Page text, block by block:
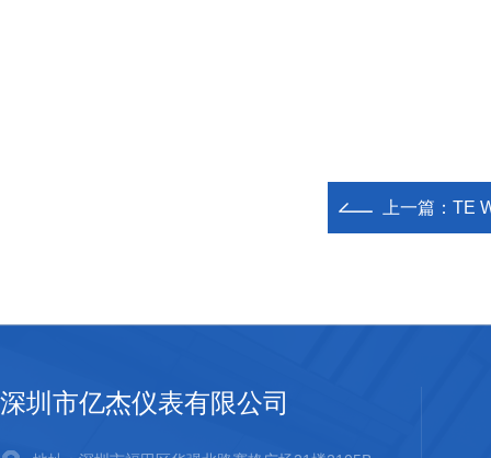
上一篇： TE
深圳市亿杰仪表有限公司